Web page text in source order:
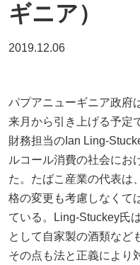
ギニア）
2019.12.06
パプアニューギニア政府
来月から引き上げる予定
財務担当のIan Ling-
ルコール消費の社会にお
た。たばこ産業の代表は
格の変更も考慮しなくて
ている。Ling-Stuckey氏
として自家製の酒類など
その点も法と正義により